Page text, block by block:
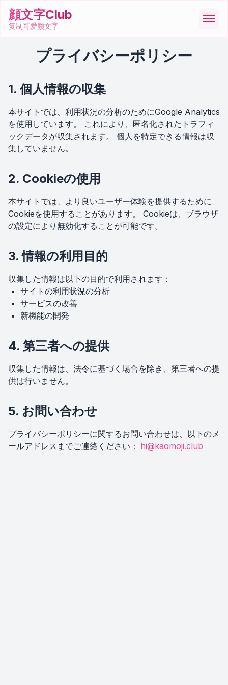
顔文字Club
复制可爱颜文字
顔文字
絵文字
ASCII
🇳🇱 Nederlands
プライバシーポリシー
1. 個人情報の収集
本サイトでは、利用状況の分析のためにGoogle Analytics
を使用しています。 これにより、匿名化されたトラフィ
ックデータが収集されます。 個人を特定できる情報は収
集していません。
2. Cookieの使用
本サイトでは、より良いユーザー体験を提供するために
Cookieを使用することがあります。 Cookieは、ブラウザ
の設定により無効化することが可能です。
3. 情報の利用目的
収集した情報は以下の目的で利用されます：
サイトの利用状況の分析
サービスの改善
新機能の開発
4. 第三者への提供
収集した情報は、法令に基づく場合を除き、第三者への提
供は行いません。
5. お問い合わせ
プライバシーポリシーに関するお問い合わせは、以下のメ
ールアドレスまでご連絡ください： hi@kaomoji.club